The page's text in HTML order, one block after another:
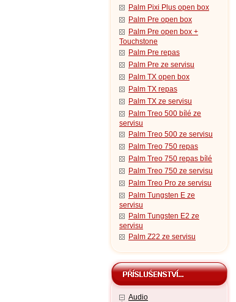
Palm Pixi Plus open box
Palm Pre open box
Palm Pre open box +
Touchstone
Palm Pre repas
Palm Pre ze servisu
Palm TX open box
Palm TX repas
Palm TX ze servisu
Palm Treo 500 bílé ze
servisu
Palm Treo 500 ze servisu
Palm Treo 750 repas
Palm Treo 750 repas bílé
Palm Treo 750 ze servisu
Palm Treo Pro ze servisu
Palm Tungsten E ze
servisu
Palm Tungsten E2 ze
servisu
Palm Z22 ze servisu
Audio